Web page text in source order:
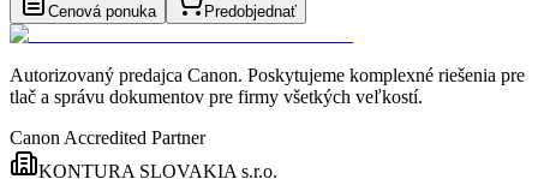
Cenová ponuka Predobjednať
Autorizovaný predajca Canon. Poskytujeme komplexné riešenia pre
tlač a správu dokumentov pre firmy všetkých veľkostí.
Canon Accredited Partner
KONTURA SLOVAKIA s.r.o.